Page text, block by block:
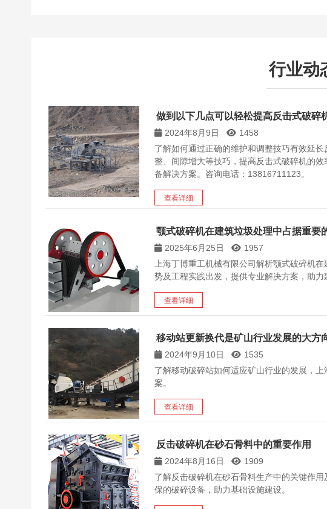
行业动
做到以下几点可以轻松提高反击式破碎
2024年8月9日
1458
了解如何通过正确的维护和调整技巧有效延
整、间隙增大等技巧，提高反击式破碎机的
备解决方案。咨询电话：13816711123。
查看详细
颚式破碎机在建筑垃圾处理中占据重要
2025年6月25日
1957
上海丁博重工机械有限公司解析颚式破碎机
势及工程实践出发，提供专业解决方案，助力
查看详细
移动站更新换代是矿山行业发展的大方
2024年9月10日
1535
了解移动破碎站如何适应矿山行业的发展，
案。
查看详细
反击破碎机在砂石骨料中的重要作用
2024年8月16日
1909
了解反击破碎机在砂石骨料生产中的关键作
保的破碎设备，助力基础设施建设。